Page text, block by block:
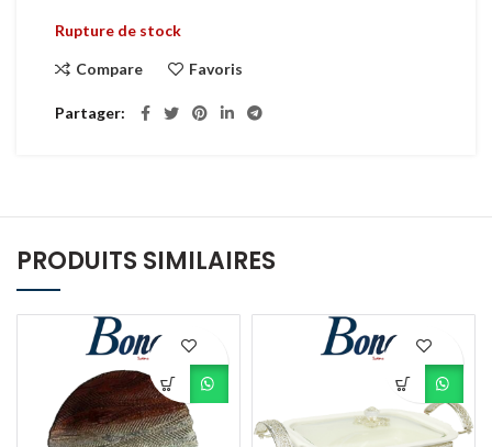
Rupture de stock
Compare Favoris
Partager
PRODUITS SIMILAIRES